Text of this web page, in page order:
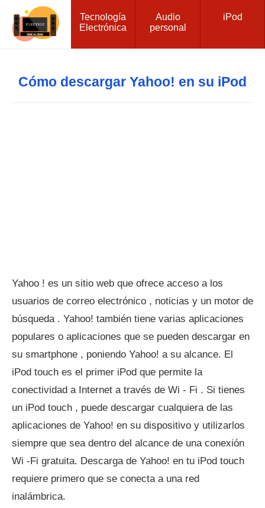
Tecnología
Electrónica
Audio
personal
iPod
Cómo descargar Yahoo! en su iPod
Yahoo ! es un sitio web que ofrece acceso a los
usuarios de correo electrónico , noticias y un motor de
búsqueda . Yahoo! también tiene varias aplicaciones
populares o aplicaciones que se pueden descargar en
su smartphone , poniendo Yahoo! a su alcance. El
iPod touch es el primer iPod que permite la
conectividad a Internet a través de Wi - Fi . Si tienes
un iPod touch , puede descargar cualquiera de las
aplicaciones de Yahoo! en su dispositivo y utilizarlos
siempre que sea dentro del alcance de una conexión
Wi -Fi gratuita. Descarga de Yahoo! en tu iPod touch
requiere primero que se conecta a una red
inalámbrica.